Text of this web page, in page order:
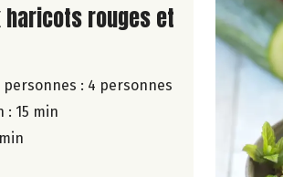
de la recette
haricots rouges et
: 4 personnes
: 15 min